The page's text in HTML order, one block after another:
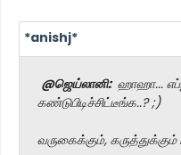
*anishj*
@ஜெய்லானி: ஹாஹா...
கண்டுபிடிச்சிட்டீங்க..? ;)
வருகைக்கும், கருத்துக்கும்